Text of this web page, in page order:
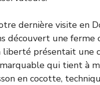
dernière visite en
découvert une ferme
liberté présentait une
qui tient à
en cocotte,